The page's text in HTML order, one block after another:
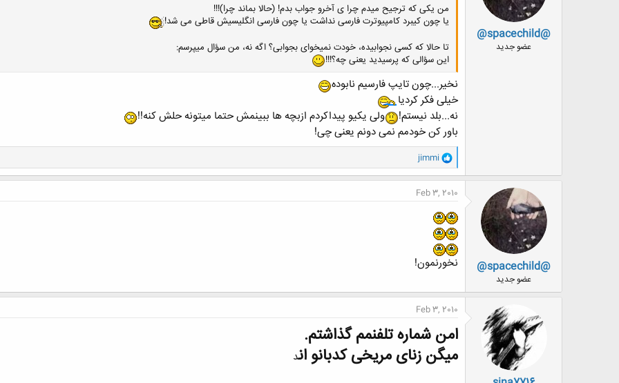
@spacechild@
عضو جدید
من یکی که ترجیح میدم چرا ی آخرو جواب بدم! (حالا بماند چرا)!!!
یا چون کیبرد کامپیوترت فارسی نداشت یا چون فارسی انگلیسیش قاطی می شد!
تا حالا که کسی نجوابیده، خودت نمیخوای بجوابی؟ اگه نه، من سؤال میپرسم:
این سؤالی که پرسیدید یعنی چه؟!!!
نخیر...چون تایپ فارسیم نابوده
خیلی فکر کردیا
نه...بلد نیستم!
ولی یکیو پیداکردم ازبچه ها ببینمش حتما میتونه حلش کنه!!
باور کن خودمم نمی دونم یعنی چی!
و
ا
ک
ن
ش
ه
ا
:
jimmi
@spacechild@
عضو جدید
Feb 3, 2010
نخورنمون!
Feb 3, 2010
امن شماره تلفنمم گذاشتم.
میگن زنای مریخی کدبانو اند